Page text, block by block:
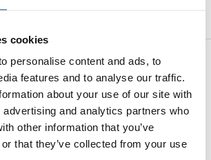
cookies
personalise content and ads, to
features and to analyse our traffic.
about your use of our site with
and analytics partners who
other information that you’ve
that they’ve collected from your use
BBQ boerengolf
samen eten en Boerengolf spelen in de
wei
Vanaf € 69,50 p.p.
Meer informatie